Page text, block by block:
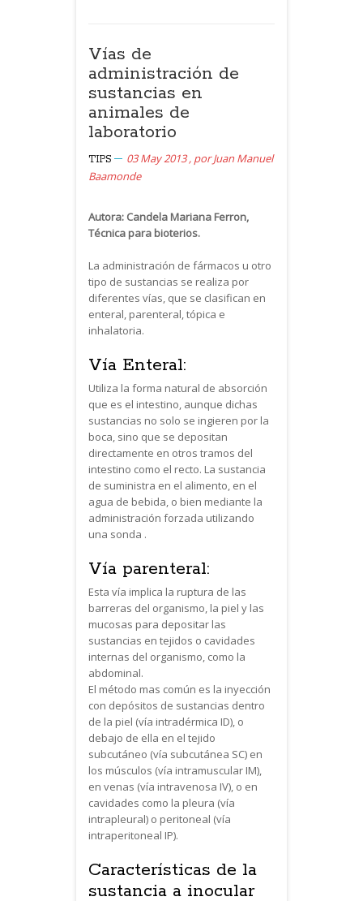
Vías de
administración de
sustancias en
animales de
laboratorio
TIPS 03 May 2013 , porJuan Manuel
Baamonde
Autora: Candela Mariana Ferron,
Técnica para bioterios.
La administración de fármacos u otro
tipo de sustancias se realiza por
diferentes vías, que se clasifican en
enteral, parenteral, tópica e
inhalatoria.
Vía Enteral:
Utiliza la forma natural de absorción
que es el intestino, aunque dichas
sustancias no solo se ingieren por la
boca, sino que se depositan
directamente en otros tramos del
intestino como el recto. La sustancia
de suministra en el alimento, en el
agua de bebida, o bien mediante la
administración forzada utilizando
una sonda .
Vía parenteral:
Esta vía implica la ruptura de las
barreras del organismo, la piel y las
mucosas para depositar las
sustancias en tejidos o cavidades
internas del organismo, como la
abdominal.
El método mas común es la inyección
con depósitos de sustancias dentro
de la piel (vía intradérmica ID), o
debajo de ella en el tejido
subcutáneo (vía subcutánea SC) en
los músculos (vía intramuscular IM),
en venas (vía intravenosa IV), o en
cavidades como la pleura (vía
intrapleural) o peritoneal (vía
intraperitoneal IP).
Características de la
sustancia a inocular